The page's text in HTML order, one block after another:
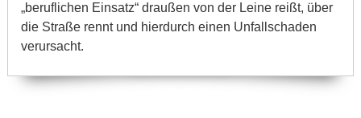
„beruflichen Einsatz“ draußen von der Leine reißt, über
die Straße rennt und hierdurch einen Unfallschaden
verursacht.